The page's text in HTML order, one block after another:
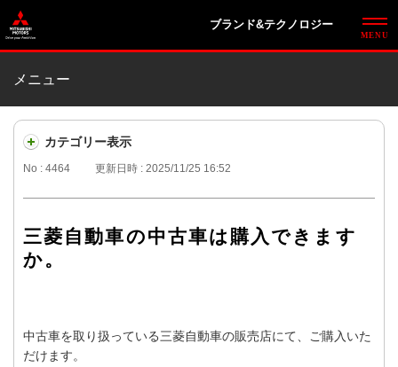
ブランド&テクノロジー
メニュー
カテゴリー表示
No : 4464 更新日時 : 2025/11/25 16:52
三菱自動車の中古車は購入できます
か。
中古車を取り扱っている三菱自動車の販売店にて、ご購入いた
だけます。